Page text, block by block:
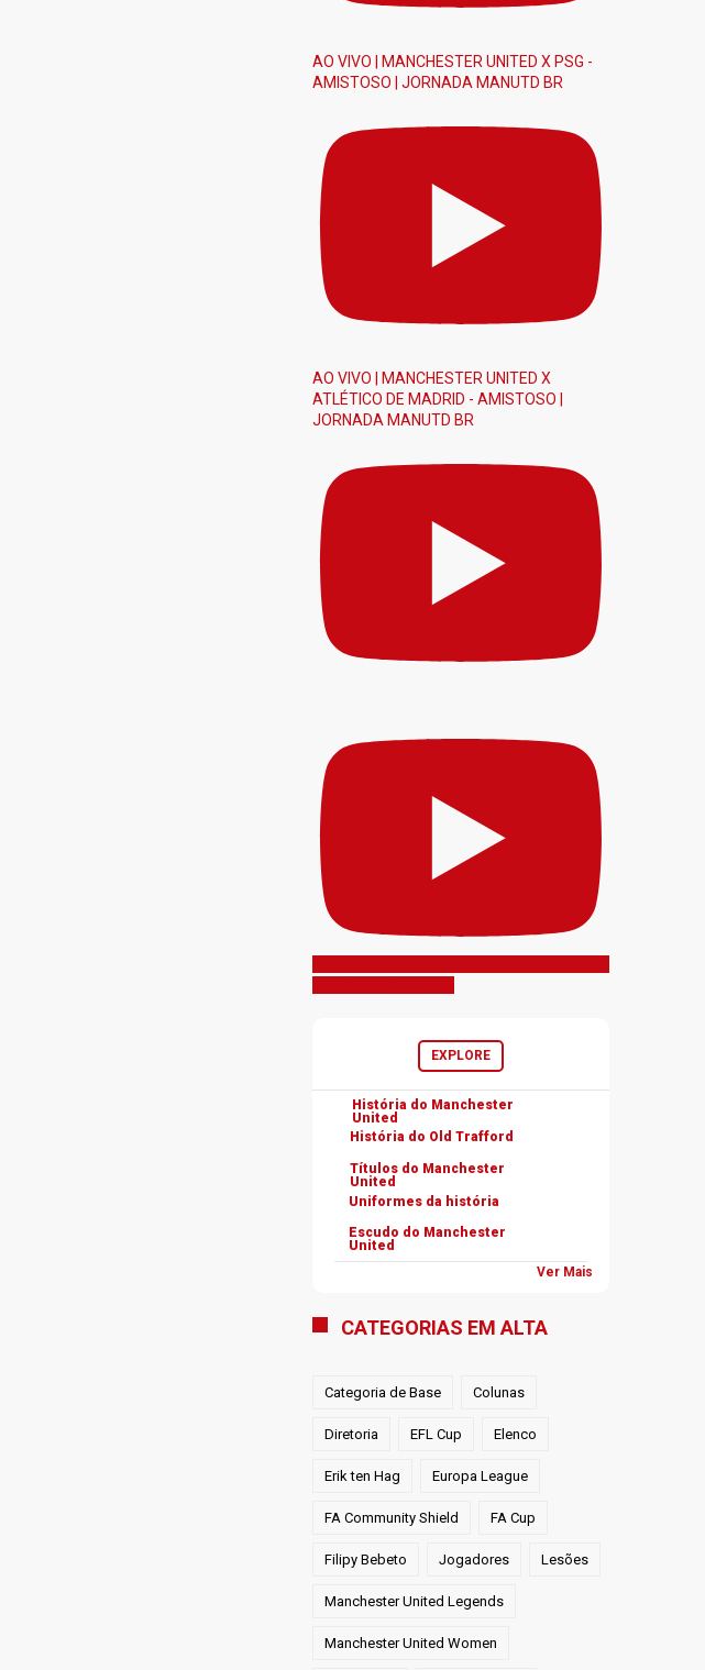
AO VIVO | MANCHESTER UNITED X PSG -
AMISTOSO | JORNADA MANUTD BR
AO VIVO | MANCHESTER UNITED X
ATLÉTICO DE MADRID - AMISTOSO |
JORNADA MANUTD BR
EXPLORE
História do Old Trafford
Títulos do Manchester
United
Uniformes da história
Ver Mais
História do Manchester
United
Escudo do Manchester
United
CATEGORIAS EM ALTA
Categoria de Base Colunas
Diretoria EFL Cup Elenco
Erik ten Hag Europa League
FA Community Shield FA Cup
Filipy Bebeto Jogadores Lesões
Manchester United Legends
Manchester United Women